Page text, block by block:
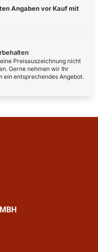
Angaben vor Kauf mit
Preisauszeichnung nicht
Gerne nehmen wir Ihr
ein entsprechendes Angebot.